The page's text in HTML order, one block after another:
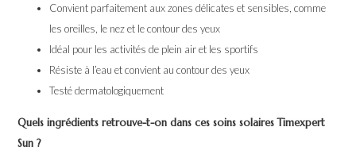
Convient parfaitement aux zones délicates et sensibles, comme
les oreilles, le nez et le contour des yeux
Idéal pour les activités de plein air et les sportifs
Résiste à l’eau et convient au contour des yeux
Testé dermatologiquement
Quels ingrédients retrouve-t-on dans ces soins solaires Timexpert
Sun ?